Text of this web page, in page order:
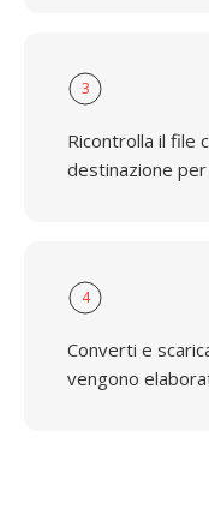
3
Ricontrolla il file
destinazione
4
Converti e
vengono